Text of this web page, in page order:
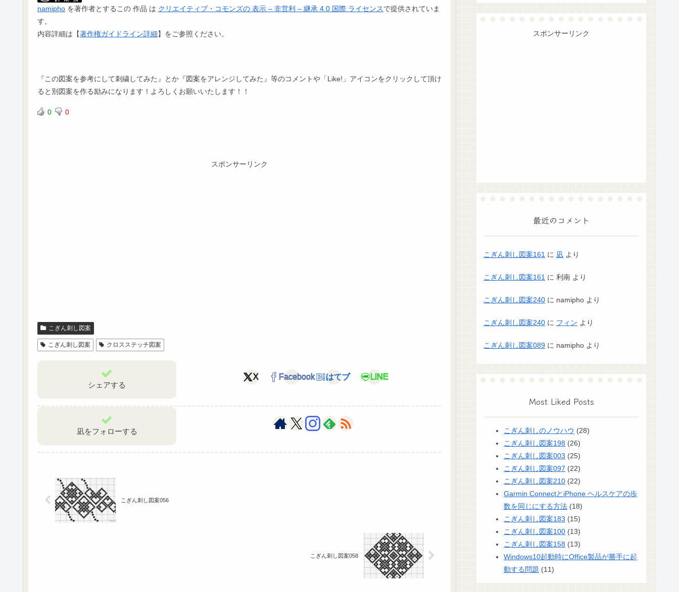
namipho を著作者とするこの 作品 は クリエイティブ・コモンズの 表示 – 非営利 – 継承 4.0 国際 ライセンスで提供されていま
す。
内容詳細は【著作権ガイドライン詳細】をご参照ください。
『この図案を参考にして刺繍してみた』とか『図案をアレンジしてみた』等のコメントや「Like!」アイコンをクリックして頂け
ると別図案を作る励みになります！よろしくお願いいたします！！
0 0
スポンサーリンク
こぎん刺し図案
こぎん刺し図案 クロスステッチ図案
シェアする
X Facebook はてブ LINE
凪をフォローする
こぎん刺し図案056
こぎん刺し図案058
スポンサーリンク
最近のコメント
こぎん刺し図案161 に 凪 より
こぎん刺し図案161 に 利南 より
こぎん刺し図案240 に namipho より
こぎん刺し図案240 に フィン より
こぎん刺し図案089 に namipho より
Most Liked Posts
こぎん刺しのノウハウ (28)
こぎん刺し図案198 (26)
こぎん刺し図案003 (25)
こぎん刺し図案097 (22)
こぎん刺し図案210 (22)
Garmin ConnectとiPhone ヘルスケアの歩
数を同じにする方法 (18)
こぎん刺し図案183 (15)
こぎん刺し図案100 (13)
こぎん刺し図案158 (13)
Windows10起動時にOffice製品が勝手に起
動する問題 (11)